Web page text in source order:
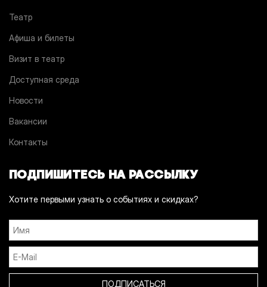
Театр
Афиша и билеты
Визит в театр
Доступная среда
Новости
Вакансии
Контакты
ПОДПИШИТЕСЬ НА РАССЫЛКУ
Хотите первыми узнать о событиях и скидках?